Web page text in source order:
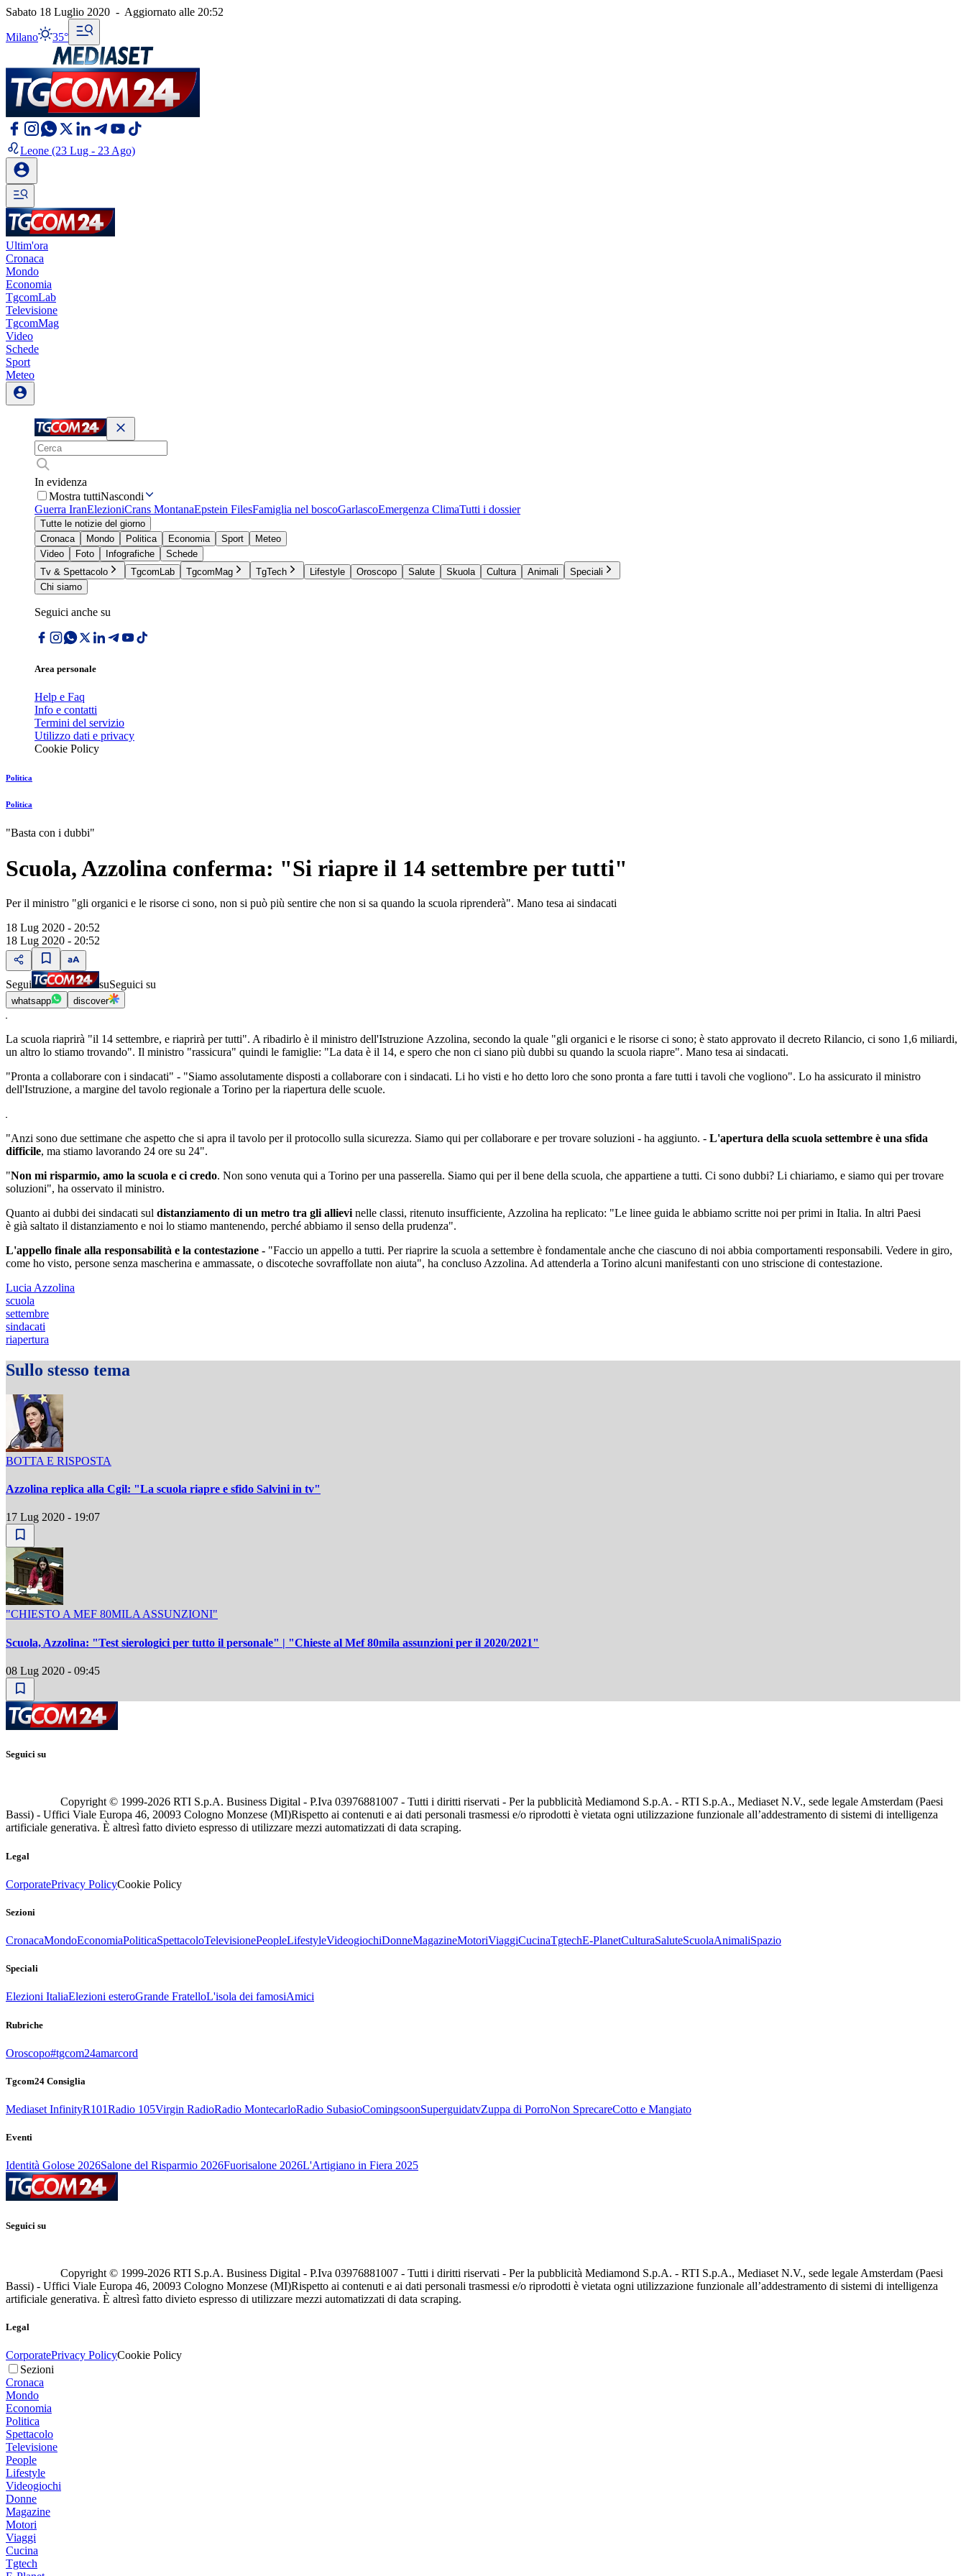
Sabato 18 Luglio 2020 - Aggiornato alle 20:52
Milano 35°
Leone (23 Lug - 23 Ago)
Ultim'ora
Cronaca
Mondo
Economia
TgcomLab
Televisione
TgcomMag
Video
Schede
Sport
Meteo
In evidenza
Mostra tuttiNascondi
Guerra IranElezioniCrans MontanaEpstein FilesFamiglia nel boscoGarlascoEmergenza ClimaTutti i dossier
Tutte le notizie del giorno
Cronaca
Mondo Politica Economia Sport
Meteo
Video
Foto Infografiche
Schede
Tv & Spettacolo
TgcomLab TgcomMag TgTech Lifestyle Oroscopo Salute Skuola Cultura Animali
Speciali
Chi siamo
Seguici anche su
Area personale
Help e Faq
Info e contatti
Termini del servizio
Utilizzo dati e privacy
Cookie Policy
Politica
Politica
"Basta con i dubbi"
Scuola, Azzolina conferma: "Si riapre il 14 settembre per tutti"
Per il ministro "gli organici e le risorse ci sono, non si può più sentire che non si sa quando la scuola riprenderà". Mano tesa ai sindacati
18 Lug 2020 - 20:52
18 Lug 2020 - 20:52
Segui suSeguici su
whatsapp discover
La scuola riaprirà "il 14 settembre, e riaprirà per tutti". A ribadirlo è il ministro dell'Istruzione Azzolina, secondo la quale "gli organici e le risorse ci sono; è stato approvato il decreto Rilancio, ci sono 1,6 miliardi,
un altro lo stiamo trovando". Il ministro "rassicura" quindi le famiglie: "La data è il 14, e spero che non ci siano più dubbi su quando la scuola riapre". Mano tesa ai sindacati.
"Pronta a collaborare con i sindacati" - "Siamo assolutamente disposti a collaborare con i sindacati. Li ho visti e ho detto loro che sono pronta a fare tutti i tavoli che vogliono". Lo ha assicurato il ministro
dell'Istruzione, a margine del tavolo regionale a Torino per la riapertura delle scuole.
"Anzi sono due settimane che aspetto che si apra il tavolo per il protocollo sulla sicurezza. Siamo qui per collaborare e per trovare soluzioni - ha aggiunto. - L'apertura della scuola settembre è una sfida
difficile, ma stiamo lavorando 24 ore su 24".
"Non mi risparmio, amo la scuola e ci credo. Non sono venuta qui a Torino per una passerella. Siamo qui per il bene della scuola, che appartiene a tutti. Ci sono dubbi? Li chiariamo, e siamo qui per trovare
soluzioni", ha osservato il ministro.
Quanto ai dubbi dei sindacati sul distanziamento di un metro tra gli allievi nelle classi, ritenuto insufficiente, Azzolina ha replicato: "Le linee guida le abbiamo scritte noi per primi in Italia. In altri Paesi
è già saltato il distanziamento e noi lo stiamo mantenendo, perché abbiamo il senso della prudenza".
L'appello finale alla responsabilità e la contestazione - "Faccio un appello a tutti. Per riaprire la scuola a settembre è fondamentale anche che ciascuno di noi abbia comportamenti responsabili. Vedere in giro,
come ho visto, persone senza mascherina e ammassate, o discoteche sovraffollate non aiuta", ha concluso Azzolina. Ad attenderla a Torino alcuni manifestanti con uno striscione di contestazione.
Lucia Azzolina
scuola
settembre
sindacati
riapertura
Sullo stesso tema
BOTTA E RISPOSTA
Azzolina replica alla Cgil: "La scuola riapre e sfido Salvini in tv"
17 Lug 2020 - 19:07
"CHIESTO A MEF 80MILA ASSUNZIONI"
Scuola, Azzolina: "Test sierologici per tutto il personale" | "Chieste al Mef 80mila assunzioni per il 2020/2021"
08 Lug 2020 - 09:45
Seguici su
Copyright © 1999-2026 RTI S.p.A. Business Digital - P.Iva 03976881007 - Tutti i diritti riservati - Per la pubblicità Mediamond S.p.A. - RTI S.p.A., Mediaset N.V., sede legale Amsterdam (Paesi
Bassi) - Uffici Viale Europa 46, 20093 Cologno Monzese (MI)Rispetto ai contenuti e ai dati personali trasmessi e/o riprodotti è vietata ogni utilizzazione funzionale all’addestramento di sistemi di intelligenza
artificiale generativa. È altresì fatto divieto espresso di utilizzare mezzi automatizzati di data scraping.
Legal
CorporatePrivacy PolicyCookie Policy
Sezioni
CronacaMondoEconomiaPoliticaSpettacoloTelevisionePeopleLifestyleVideogiochiDonneMagazineMotoriViaggiCucinaTgtechE-PlanetCulturaSaluteScuolaAnimaliSpazio
Speciali
Elezioni ItaliaElezioni esteroGrande FratelloL'isola dei famosiAmici
Rubriche
Oroscopo#tgcom24amarcord
Tgcom24 Consiglia
Mediaset InfinityR101Radio 105Virgin RadioRadio MontecarloRadio SubasioComingsoonSuperguidatvZuppa di PorroNon SprecareCotto e Mangiato
Eventi
Identità Golose 2026Salone del Risparmio 2026Fuorisalone 2026L'Artigiano in Fiera 2025
Seguici su
Copyright © 1999-2026 RTI S.p.A. Business Digital - P.Iva 03976881007 - Tutti i diritti riservati - Per la pubblicità Mediamond S.p.A. - RTI S.p.A., Mediaset N.V., sede legale Amsterdam (Paesi
Bassi) - Uffici Viale Europa 46, 20093 Cologno Monzese (MI)Rispetto ai contenuti e ai dati personali trasmessi e/o riprodotti è vietata ogni utilizzazione funzionale all’addestramento di sistemi di intelligenza
artificiale generativa. È altresì fatto divieto espresso di utilizzare mezzi automatizzati di data scraping.
Legal
CorporatePrivacy PolicyCookie Policy
Sezioni
Cronaca
Mondo
Economia
Politica
Spettacolo
Televisione
People
Lifestyle
Videogiochi
Donne
Magazine
Motori
Viaggi
Cucina
Tgtech